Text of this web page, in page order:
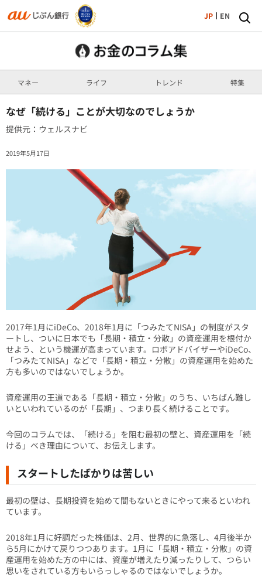
JP EN
マネー ライフ トレンド 特集
なぜ「続ける」ことが大切なのでしょうか
提供元：ウェルスナビ
2019年5月17日
2017年1月にiDeCo、2018年1月に「つみたてNISA」の制度がスタ
ートし、ついに日本でも「長期・積立・分散」の資産運用を根付か
せよう、という機運が高まっています。ロボアドバイザーやiDeCo、
「つみたてNISA」などで「長期・積立・分散」の資産運用を始めた
方も多いのではないでしょうか。
資産運用の王道である「長期・積立・分散」のうち、いちばん難し
いといわれているのが「長期」、つまり長く続けることです。
今回のコラムでは、「続ける」を阻む最初の壁と、資産運用を「続
ける」べき理由について、お伝えします。
スタートしたばかりは苦しい
最初の壁は、長期投資を始めて間もないときにやって来るといわれ
ています。
2018年1月に好調だった株価は、2月、世界的に急落し、4月後半か
ら5月にかけて戻りつつあります。1月に「長期・積立・分散」の資
産運用を始めた方の中には、資産が増えたり減ったりして、つらい
思いをされている方もいらっしゃるのではないでしょうか。